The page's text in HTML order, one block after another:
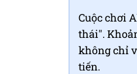
Cuộc chơi
thái".
không chỉ
tiến.